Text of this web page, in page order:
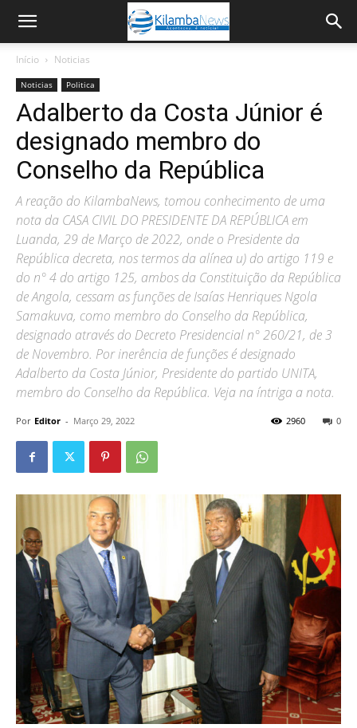
Início Noticias
Noticias Politica
Adalberto da Costa Júnior é
designado membro do
Conselho da República
A reação do KilambaNews, tomou conhecimento de uma
nota da CASA CIVIL DO PRESIDENTE DA REPÚBLICA em
Luanda, 29 de Março de 2022, onde o Presidente da
República decreta, nos termos da alínea u) do artigo 119 e
do n° 4 do artigo 125, ambos da Constituição da República
de Angola, cessam as funções de Isaías Henriques Ngola
Samakuva, como membro do Conselho da República,
designado através do Decreto Presidencial n° 260/21, de 3
de Novembro. Por inerência de funções é designado
Adalberto da Costa Júnior, Presidente do partido UNITA,
membro do Conselho da República. Veja na íntriga a nota.
Por Editor - Março 29, 2022 0
2960